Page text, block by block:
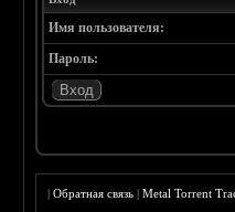
Имя пользователя:
Пароль:
|Обратная связь |Metal Torrent